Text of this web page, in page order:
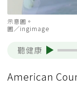
示意圖。
圖／ingimage
聽健康
American